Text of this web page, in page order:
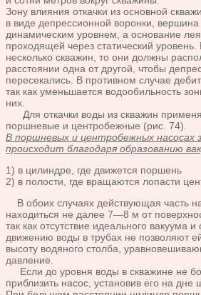
Зону влияния откачки из основной
в виде депрессионной воронки, вершина
динамическим уровнем, а основание
проходящей через статический уровень.
несколько скважин, то они должны
расстоянии одна от другой, чтобы
пересекались. В противном случае
так как уменьшается водообильность
них.
Для откачки воды из скважин
поршневые и центробежные (рис. 74).
В поршневых и центробежных насосах
происходит благодаря образованию
1) в цилиндре, где движется поршень
2) в полости, где вращаются лопасти
В обоих случаях действующая часть
находиться не далее 7—8 м от
так как отсутствие идеального вакуума
движению воды в трубах не позволяют
высоту водяного столба,
давление.
Если до уровня воды в скважине не
приблизить насос, установив его на